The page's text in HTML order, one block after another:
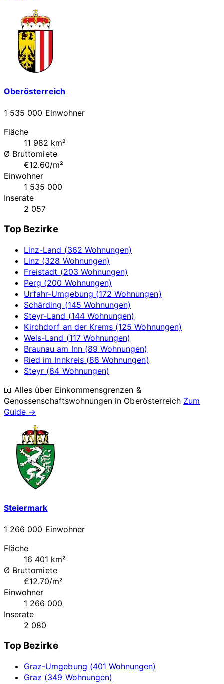
Oberösterreich
1 535 000 Einwohner
Fläche
11 982 km²
Ø Bruttomiete
€12.60/m²
Einwohner
1 535 000
Inserate
2 057
Top Bezirke
Linz-Land (362 Wohnungen)
Linz (328 Wohnungen)
Freistadt (203 Wohnungen)
Perg (200 Wohnungen)
Urfahr-Umgebung (172 Wohnungen)
Schärding (145 Wohnungen)
Steyr-Land (144 Wohnungen)
Kirchdorf an der Krems (125 Wohnungen)
Wels-Land (117 Wohnungen)
Braunau am Inn (89 Wohnungen)
Ried im Innkreis (88 Wohnungen)
Steyr (84 Wohnungen)
📖 Alles über Einkommensgrenzen &
Genossenschaftswohnungen in Oberösterreich Zum
Guide →
Steiermark
1 266 000 Einwohner
Fläche
16 401 km²
Ø Bruttomiete
€12.70/m²
Einwohner
1 266 000
Inserate
2 080
Top Bezirke
Graz-Umgebung (401 Wohnungen)
Graz (349 Wohnungen)